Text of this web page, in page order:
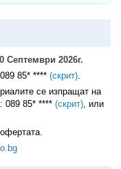
Септември 2026г.
089 85* **** (скрит).
се изпращат на
089 85* **** (скрит), или